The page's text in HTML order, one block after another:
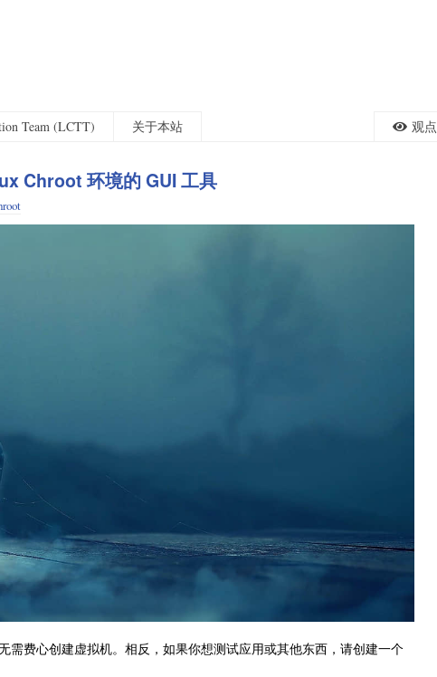
Team (LCTT) 关于本站 观点
Chroot 环境的 GUI 工具
需费心创建虚拟机。相反，如果你想测试应用或其他东西，请创建一个